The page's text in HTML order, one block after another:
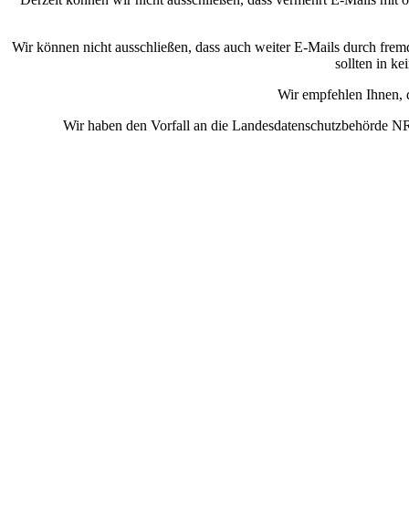
Wir können nicht ausschließen, dass auch weiter E-Mails durch
sollten in
Wir empfehlen Ihnen,
Wir haben den Vorfall an die Landesdatenschutzbehörde